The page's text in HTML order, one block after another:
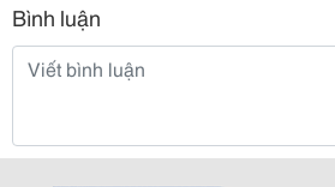
Bình luận